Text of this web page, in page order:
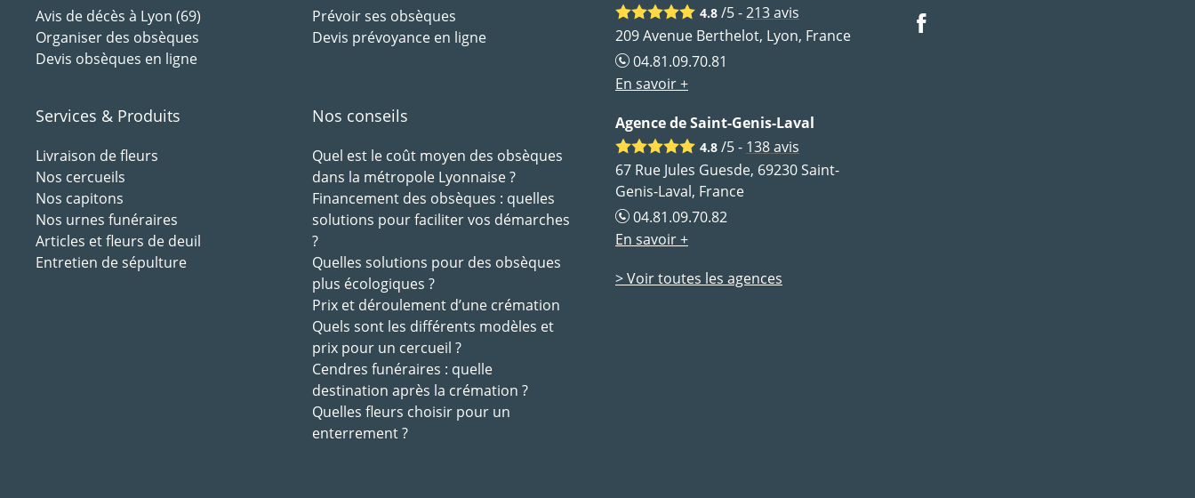
Avis de décès à Lyon (69)
Organiser des obsèques
Devis obsèques en ligne
Prévoir ses obsèques
Devis prévoyance en ligne
Services & Produits
Livraison de fleurs
Nos cercueils
Nos capitons
Nos urnes funéraires
Articles et fleurs de deuil
Entretien de sépulture
Nos conseils
Quel est le coût moyen des obsèques
dans la métropole Lyonnaise ?
Financement des obsèques : quelles
solutions pour faciliter vos démarches
?
Quelles solutions pour des obsèques
plus écologiques ?
Prix et déroulement d’une crémation
Quels sont les différents modèles et
prix pour un cercueil ?
Cendres funéraires : quelle
destination après la crémation ?
Quelles fleurs choisir pour un
enterrement ?
4.8 /5 -213avis
209 Avenue Berthelot, Lyon, France
04.81.09.70.81
En savoir +
Agence de Saint-Genis-Laval
4.8 /5 - 138avis
67 Rue Jules Guesde, 69230 Saint-
Genis-Laval, France
04.81.09.70.82
En savoir +
> Voir toutes les agences